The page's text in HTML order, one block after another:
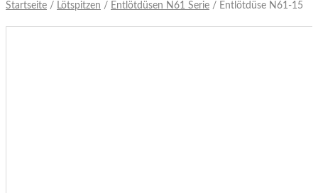
Startseite / Lötspitzen / Entlötdüsen N61 Serie / Entlötdüse N61-15